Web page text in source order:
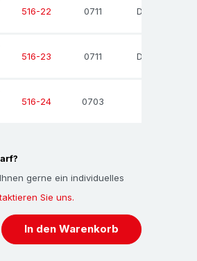
516-22 0711 Din B4
516-23 0711 Din A3
516-24 0703
gerne ein individuelles
Sie uns.
In den Warenkorb